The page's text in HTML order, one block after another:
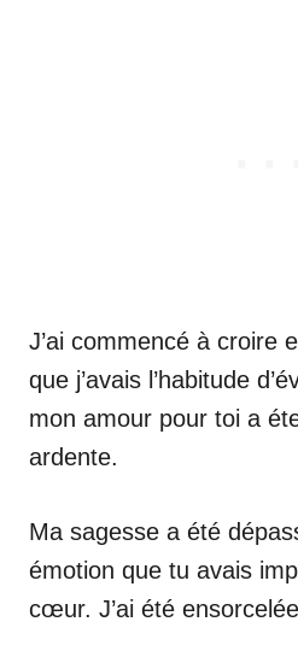
J’ai commencé à croire
que j’avais l’habitude
mon amour pour toi a
ardente.
Ma sagesse a été
émotion que tu avais
cœur. J’ai été